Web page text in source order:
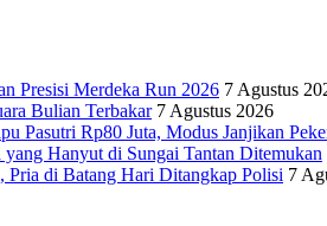
Presisi Merdeka Run 2026 7 Agustus
Bulian Terbakar 7 Agustus 2026
Pasutri Rp80 Juta, Modus Janjikan
Hanyut di Sungai Tantan Ditemukan
di Batang Hari Ditangkap Polisi 7